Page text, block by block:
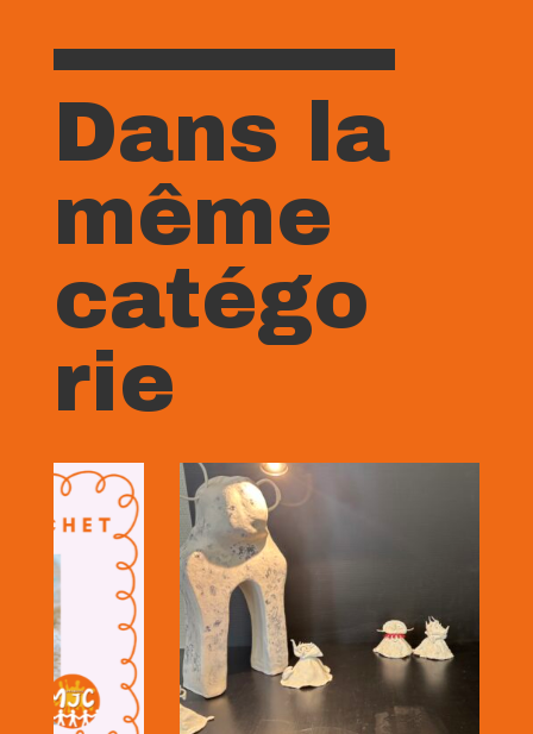
Dans la
même
catégo
rie